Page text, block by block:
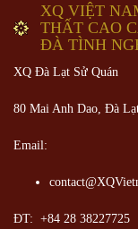
XQ VIỆT
THẤT CAO
ĐÀ TÌNH
XQ Đà Lạt Sử Quán
80 Mai Anh Dao, Đà
Email:
ĐT: +84 28 38227725